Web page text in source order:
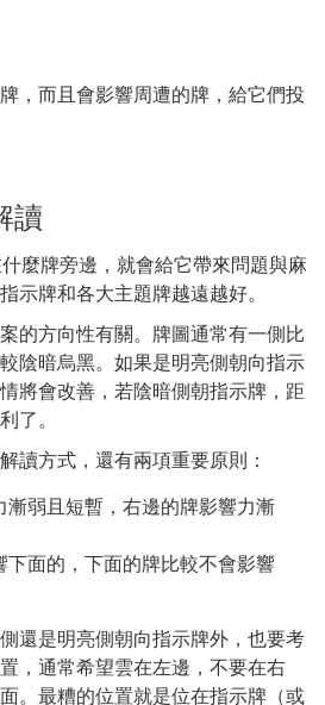
，而且會影響周遭的牌，給它們投
讀
麼牌旁邊，就會給它帶來問題與麻
示牌和各大主題牌越遠越好。
的方向性有關。牌圖通常有一側比
陰暗烏黑。如果是明亮側朝向指示
將會改善，若陰暗側朝指示牌，距
了。
讀方式，還有兩項重要原則：
漸弱且短暫，右邊的牌影響力漸
下面的，下面的牌比較不會影響
還是明亮側朝向指示牌外，也要考
，通常希望雲在左邊，不要在右
。最糟的位置就是位在指示牌（或